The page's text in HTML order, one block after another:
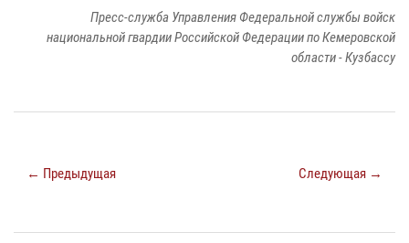
Пресс-служба Управления Федеральной службы войск
национальной гвардии Российской Федерации по Кемеровской
области - Кузбассу
← Предыдущая Следующая →